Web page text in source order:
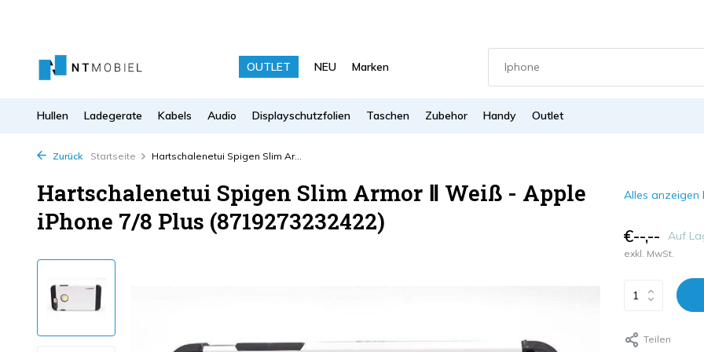
OUTLET NEU Marken
Hullen Ladegerate Kabels Audio Displayschutzfolien Taschen Zubehor Handy Outlet
Zurück Startseite Hartschalenetui Spigen Slim Ar...
Hartschalenetui Spigen Slim Armor Ⅱ Weiß - Apple
iPhone 7/8 Plus (8719273232422)
Alles anzeigen
€--,-- Auf
exkl. MwSt.
Teilen